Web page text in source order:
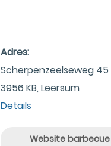
Adres:
Scherpenzeelseweg 45
3956 KB, Leersum
Details
Website